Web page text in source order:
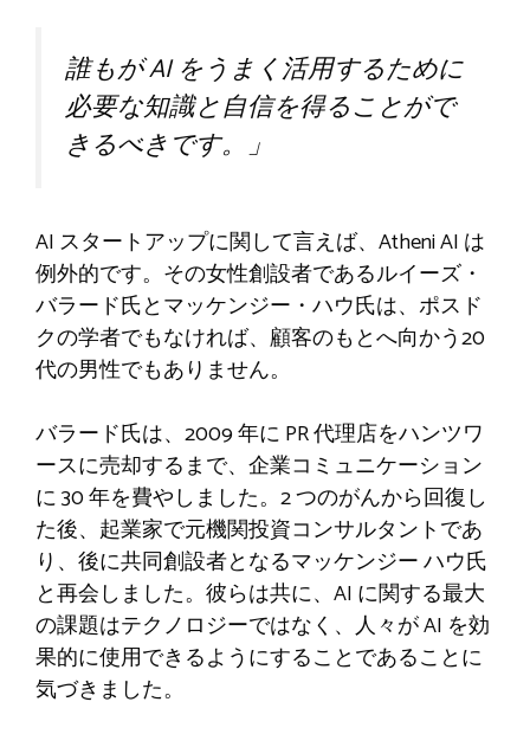
誰もが AI をうまく活用するために
必要な知識と自信を得ることがで
きるべきです。」
AI スタートアップに関して言えば、Atheni AI は
例外的です。その女性創設者であるルイーズ・
バラード氏とマッケンジー・ハウ氏は、ポスド
クの学者でもなければ、顧客のもとへ向かう20
代の男性でもありません。
バラード氏は、2009 年に PR 代理店をハンツワ
ースに売却するまで、企業コミュニケーション
に 30 年を費やしました。2 つのがんから回復し
た後、起業家で元機関投資コンサルタントであ
り、後に共同創設者となるマッケンジー ハウ氏
と再会しました。彼らは共に、AI に関する最大
の課題はテクノロジーではなく、人々が AI を効
果的に使用できるようにすることであることに
気づきました。